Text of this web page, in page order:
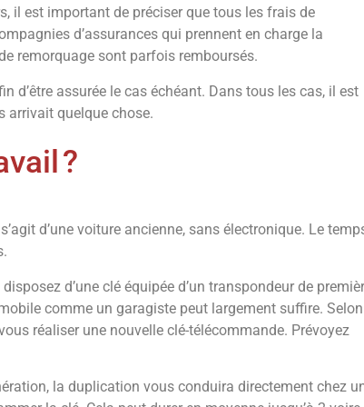
il est important de préciser que tous les frais de
d’assurances qui prennent en charge la
remorquage sont parfois remboursés.
assurée le cas échéant. Dans tous les cas, il est
arrivait quelque chose.
?
d’une voiture ancienne, sans électronique. Le
d’une clé équipée d’un transpondeur de
comme un garagiste peut largement suffire.
réaliser une nouvelle clé-télécommande. Prévoyez
la duplication vous conduira directement chez